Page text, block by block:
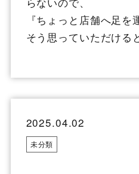
『ちょっと店舗へ足を
そう思っていただける
2025.04.02
未分類